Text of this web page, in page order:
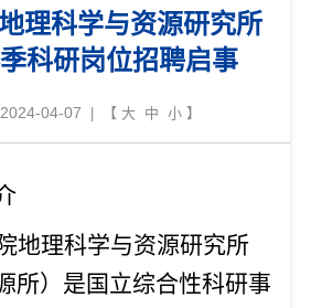
理科学与资源研究所
科研岗位招聘启事
2024-04-07 | 【 大 中 小】
地理科学与资源研究所
所）是国立综合性科研事